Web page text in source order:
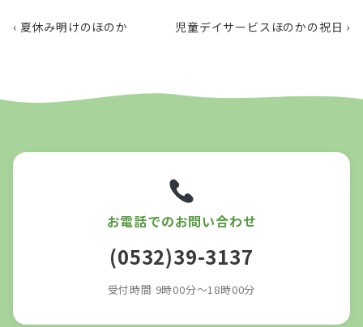
‹ 夏休み明けのほのか 児童デイサービスほのかの祝日 ›
お電話でのお問い合わせ
(0532)39-3137
受付時間 9時00分～18時00分